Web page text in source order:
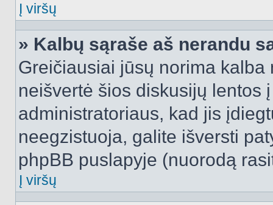
Į viršų
» Kalbų sąraše aš nerandu
Greičiausiai jūsų norima
neišvertė šios diskusijų lentos
administratoriaus, kad jis
neegzistuoja, galite išversti
phpBB puslapyje (nuorodą
Į viršų